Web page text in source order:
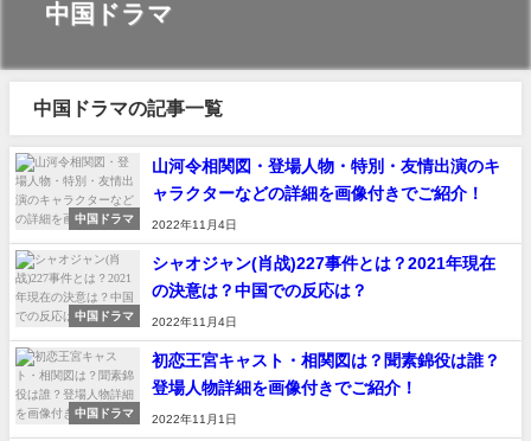
中国ドラマ
中国ドラマの記事一覧
中国ドラマ
山河令相関図・登場人物・特別・友情出演のキ
ャラクターなどの詳細を画像付きでご紹介！
2022年11月4日
中国ドラマ
シャオジャン(肖战)227事件とは？2021年現在
の決意は？中国での反応は？
2022年11月4日
中国ドラマ
初恋王宮キャスト・相関図は？聞素錦役は誰？
登場人物詳細を画像付きでご紹介！
2022年11月1日